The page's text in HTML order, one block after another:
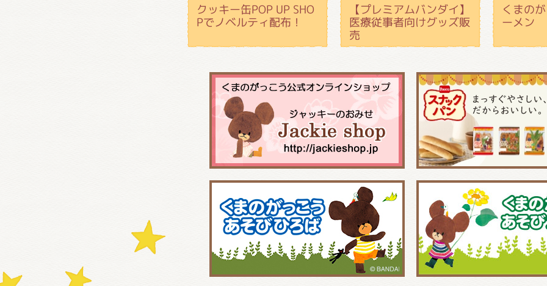
クッキー缶POP UP SHO
Pでノベルティ配布！
【プレミアムバンダイ】
医療従事者向けグッズ販
売
くまの
ーメン